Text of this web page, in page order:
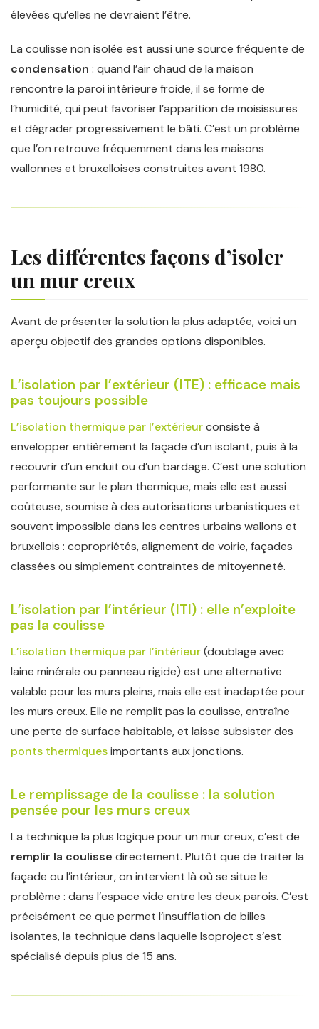
élevées qu’elles ne devraient l’être.
La coulisse non isolée est aussi une source fréquente de
condensation : quand l’air chaud de la maison
rencontre la paroi intérieure froide, il se forme de
l’humidité, qui peut favoriser l’apparition de moisissures
et dégrader progressivement le bâti. C’est un problème
que l’on retrouve fréquemment dans les maisons
wallonnes et bruxelloises construites avant 1980.
Les différentes façons d’isoler
un mur creux
Avant de présenter la solution la plus adaptée, voici un
aperçu objectif des grandes options disponibles.
L’isolation par l’extérieur (ITE) : efficace mais
pas toujours possible
L’isolation thermique par l’extérieurconsiste à
envelopper entièrement la façade d’un isolant, puis à la
recouvrir d’un enduit ou d’un bardage. C’est une solution
performante sur le plan thermique, mais elle est aussi
coûteuse, soumise à des autorisations urbanistiques et
souvent impossible dans les centres urbains wallons et
bruxellois : copropriétés, alignement de voirie, façades
classées ou simplement contraintes de mitoyenneté.
L’isolation par l’intérieur (ITI) : elle n’exploite
pas la coulisse
L’isolation thermique par l’intérieur(doublage avec
laine minérale ou panneau rigide) est une alternative
valable pour les murs pleins, mais elle est inadaptée pour
les murs creux. Elle ne remplit pas la coulisse, entraîne
une perte de surface habitable, et laisse subsister des
ponts thermiquesimportants aux jonctions.
Le remplissage de la coulisse : la solution
pensée pour les murs creux
La technique la plus logique pour un mur creux, c’est de
remplir la coulisse directement. Plutôt que de traiter la
façade ou l’intérieur, on intervient là où se situe le
problème : dans l’espace vide entre les deux parois. C’est
précisément ce que permet l’insufflation de billes
isolantes, la technique dans laquelle Isoproject s’est
spécialisé depuis plus de 15 ans.